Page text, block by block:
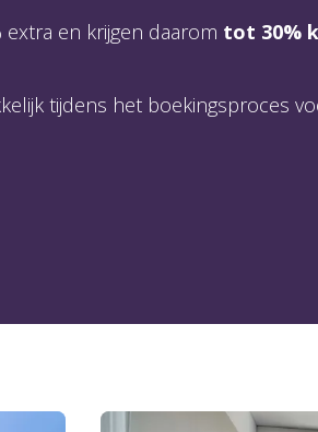
en krijgen daarom tot 30%
tijdens het boekingsproces